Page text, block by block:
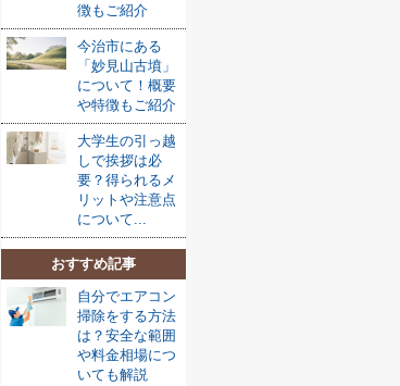
徴もご紹介
今治市にある
「妙見山古墳」
について！概要
や特徴もご紹介
大学生の引っ越
しで挨拶は必
要？得られるメ
リットや注意点
について...
おすすめ記事
自分でエアコン
掃除をする方法
は？安全な範囲
や料金相場につ
いても解説